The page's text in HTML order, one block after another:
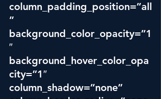
column_padding_position=”all
”
background_color_opacity=”1
″
background_hover_color_opa
city=”1″
column_shadow=”none”